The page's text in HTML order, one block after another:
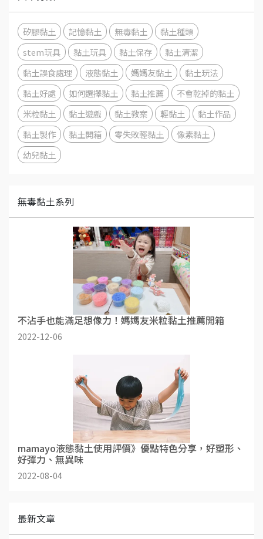
矽膠黏土 記憶黏土 無毒黏土
黏土種類
stem玩具
黏土玩具 黏土保存
黏土清潔
黏土誤食處理
液態黏土 媽媽友黏土
黏土玩法
黏土好處
如何選擇黏土 黏土推薦
不會乾掉的黏土
米粒黏土
黏土遊戲 黏土教案 輕黏土
黏土作品
黏土製作
黏土開箱 零失敗輕黏土
像素黏土
幼兒黏土
無毒黏土系列
不沾手也能滿足想像力！媽媽友米粒黏土推薦開箱
2022-12-06
mamayo液態黏土使用評價》優點特色分享，好塑形、
好彈力、無異味
2022-08-04
最新文章